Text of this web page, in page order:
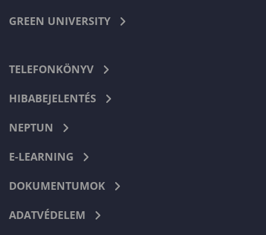
GREEN UNIVERSITY
TELEFONKÖNYV
HIBABEJELENTÉS
NEPTUN
E-LEARNING
DOKUMENTUMOK
ADATVÉDELEM